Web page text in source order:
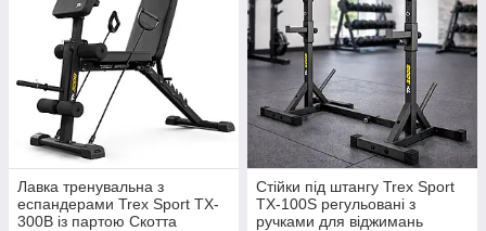
Лавка тренувальна з
еспандерами Trex Sport TX-
300B із партою Скотта
Стійки під штангу Trex Sport
TX-100S регульовані з
ручками для віджимань